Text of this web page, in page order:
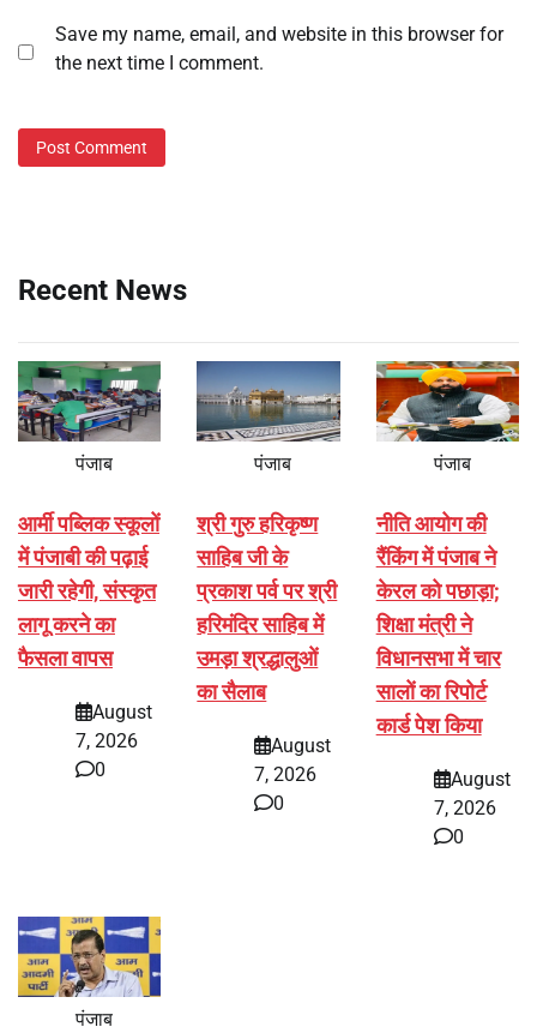
Save my name, email, and website in this browser for
the next time I comment.
Recent News
पंजाब
आर्मी पब्लिक स्कूलों
में पंजाबी की पढ़ाई
जारी रहेगी, संस्कृत
लागू करने का
फैसला वापस
August
7, 2026
0
पंजाब
श्री गुरु हरिकृष्ण
साहिब जी के
प्रकाश पर्व पर श्री
हरिमंदिर साहिब में
उमड़ा श्रद्धालुओं
का सैलाब
August
7, 2026
0
पंजाब
नीति आयोग की
रैंकिंग में पंजाब ने
केरल को पछाड़ा;
शिक्षा मंत्री ने
विधानसभा में चार
सालों का रिपोर्ट
कार्ड पेश किया
August
7, 2026
0
पंजाब